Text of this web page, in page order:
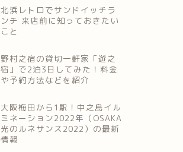
北浜レトロでサンドイッチラ
ンチ 来店前に知っておきたい
こと
野村之宿の貸切一軒家「遊之
宿」で2泊3日してみた！料金
や予約方法などを紹介
大阪梅田から1駅！中之島イル
ミネーション2022年（OSAKA
光のルネサンス2022）の最新
情報